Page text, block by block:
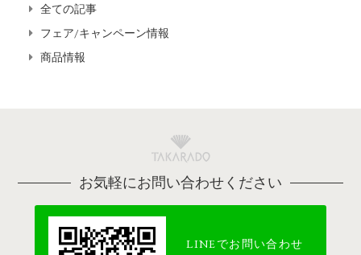
全ての記事
フェア/キャンペーン情報
商品情報
お気軽にお問い合わせください
LINEでお問い合わせ